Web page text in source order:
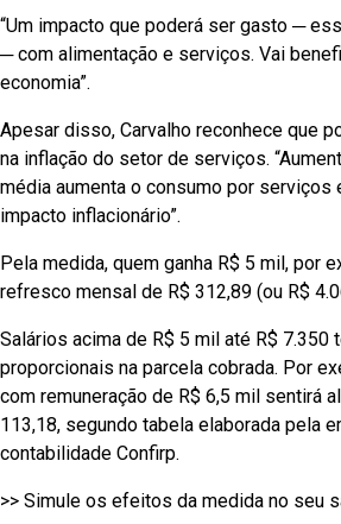
“Um impacto que poderá ser gasto ─
─ com alimentação e serviços. Vai
economia”.
Apesar disso, Carvalho reconhece que
na inflação do setor de serviços.
média aumenta o consumo por serviços
impacto inflacionário”.
Pela medida, quem ganha R$ 5 mil, por
refresco mensal de R$ 312,89 (ou R$
Salários acima de R$ 5 mil até R$ 7.350
proporcionais na parcela cobrada. Por
com remuneração de R$ 6,5 mil sentirá
113,18, segundo tabela elaborada pela
contabilidade Confirp.
>> Simule os efeitos da medida no seu